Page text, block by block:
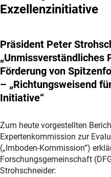
Exzellenzinitiative
Präsident Peter
„Unmissverständliches
Förderung von
– „Richtungsweisend
Initiative“
Zum heute vorgestellten
Expertenkommission zur
(„Imboden-Kommission“)
Forschungsgemeinschaft
Strohschneider: